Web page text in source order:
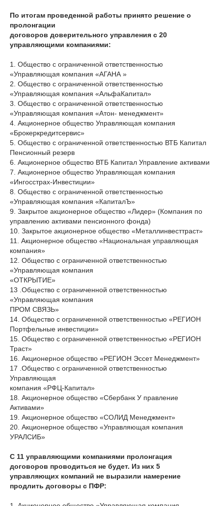
По итогам проведенной работы принято решение о
пролонгации
договоров доверительного управления с 20
управляющими компаниями:
1. Общество с ограниченной ответственностью
«Управляющая компания «АГАНА »
2. Общество с ограниченной ответственностью
«Управляющая компания «АльфаКапитал»
3. Общество с ограниченной ответственностью
«Управляющая компания «Атон- менеджмент»
4. Акционерное общество Управляющая компания
«Брокеркредитсервис»
5. Общество с ограниченной ответственностью ВТБ Капитал
Пенсионный резерв
6. Акционерное общество ВТБ Капитал Управление активами
7. Акционерное общество Управляющая компания
«Ингосстрах-Инвестиции»
8. Общество с ограниченной ответственностью
«Управляющая компания «КапиталЪ»
9. Закрытое акционерное общество «Лидер» (Компания по
управлению активами пенсионного фонда)
10. Закрытое акционерное общество «Металлинвесттраст»
11. Акционерное общество «Национальная управляющая
компания»
12. Общество с ограниченной ответственностью
«Управляющая компания
«ОТКРЫТИЕ»
13 .Общество с ограниченной ответственностью
«Управляющая компания
ПРОМ СВЯЗЬ»
14. Общество с ограниченной ответственностью «РЕГИОН
Портфельные инвестиции»
15. Общество с ограниченной ответственностью «РЕГИОН
Траст»
16. Акционерное общество «РЕГИОН Эссет Менеджмент»
17 .Общество с ограниченной ответственностью
Управляющая
компания «РФЦ-Капитал»
18. Акционерное общество «Сбербанк У правление
Активами»
19. Акционерное общество «СОЛИД Менеджмент»
20. Акционерное общество «Управляющая компания
УРАЛСИБ»
С 11 управляющими компаниями пролонгация
договоров проводиться не будет. Из них 5
управляющих компаний не выразили намерение
продлить договоры с ПФР: